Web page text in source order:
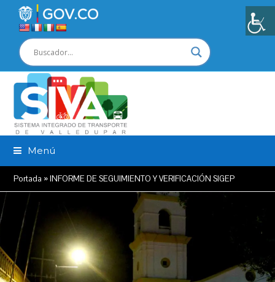
Menú
Portada »INFORME DE SEGUIMIENTO Y VERIFICACIÓN SIGEP